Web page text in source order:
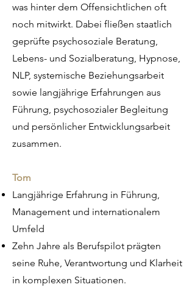
was hinter dem Offensichtlichen oft
noch mitwirkt. Dabei fließen staatlich
geprüfte psychosoziale Beratung,
Lebens- und Sozialberatung, Hypnose,
NLP, systemische Beziehungsarbeit
sowie langjährige Erfahrungen aus
Führung, psychosozialer Begleitung
und persönlicher Entwicklungsarbeit
zusammen.
Tom​
Langjährige Erfahrung in Führung,
Management und internationalem
Umfeld
Zehn Jahre als Berufspilot prägten
seine Ruhe, Verantwortung und Klarheit
in komplexen Situationen.